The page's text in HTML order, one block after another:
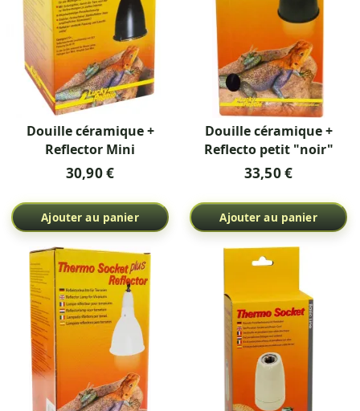
Douille céramique +
Reflector Mini
30,90 €
Ajouter au panier
Douille céramique +
Reflecto petit "noir"
33,50 €
Ajouter au panier